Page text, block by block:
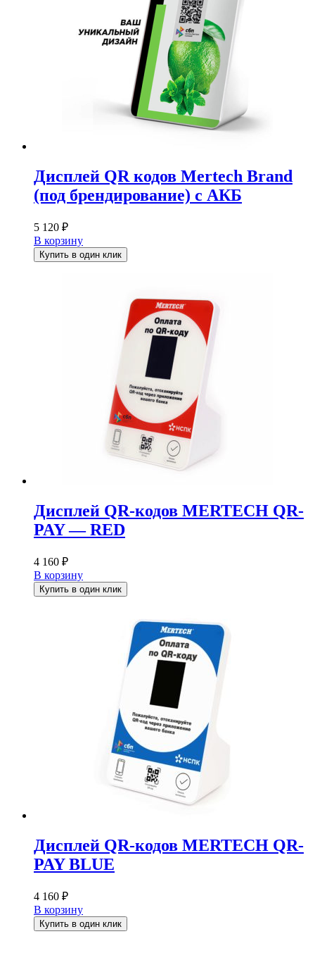
Дисплей QR кодов Mertech Brand
(под брендирование) с АКБ
5 120 ₽
В корзину
Купить в один клик
Дисплей QR-кодов MERTECH QR-
PAY — RED
4 160 ₽
В корзину
Купить в один клик
Дисплей QR-кодов MERTECH QR-
PAY BLUE
4 160 ₽
В корзину
Купить в один клик